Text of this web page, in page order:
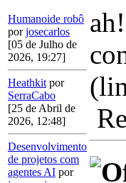
Humanoide robô
porjosecarlos
[05 de Julho de
2026, 19:27]
Heathkit por
SerraCabo
[25 de Abril de
2026, 12:48]
Desenvolvimento
de projetos com
agentes AI por